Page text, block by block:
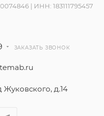
| ИНН: 183111795457
ЗАКАЗАТЬ ЗВОНОК
Жуковского, д.14